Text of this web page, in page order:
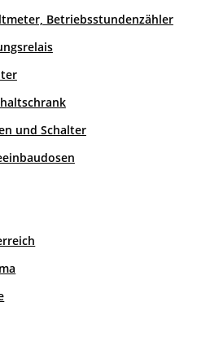
Betriebsstundenzähler
und Schalter